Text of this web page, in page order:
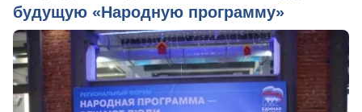
будущую «Народную программу»